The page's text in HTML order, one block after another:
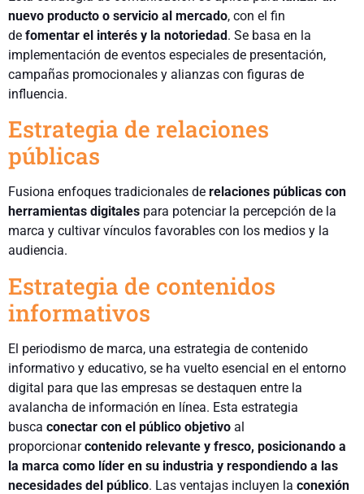
nuevo producto o servicio al mercado, con el fin
de fomentar el interés y la notoriedad. Se basa en la
implementación de eventos especiales de presentación,
campañas promocionales y alianzas con figuras de
influencia.
Estrategia de relaciones
públicas
Fusiona enfoques tradicionales de relaciones públicas con
herramientas digitales para potenciar la percepción de la
marca y cultivar vínculos favorables con los medios y la
audiencia.
Estrategia de contenidos
informativos
El periodismo de marca, una estrategia de contenido
informativo y educativo, se ha vuelto esencial en el entorno
digital para que las empresas se destaquen entre la
avalancha de información en línea. Esta estrategia
busca conectar con el público objetivo al
proporcionarcontenido relevante y fresco, posicionando a
la marca como líder en su industria y respondiendo a las
necesidades del público. Las ventajas incluyen la conexión